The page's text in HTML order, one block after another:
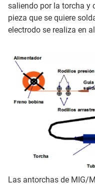
saliendo por la torcha y
pieza que se quiere
electrodo se realiza en
Las antorchas de MIG/